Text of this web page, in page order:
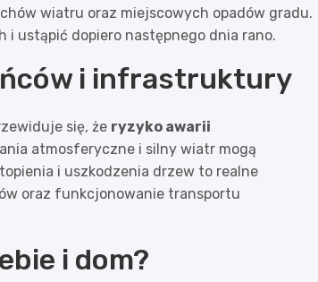
wiatru oraz miejscowych opadów gradu.
i ustąpić dopiero następnego dnia rano.
i infrastruktury
się, że ryzyko awarii
atmosferyczne i silny wiatr mogą
i uszkodzenia drzew to realne
oraz funkcjonowanie transportu
i dom?